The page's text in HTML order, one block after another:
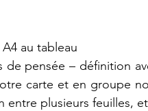
au tableau
pensée – définition
carte et en groupe
entre plusieurs feuilles,